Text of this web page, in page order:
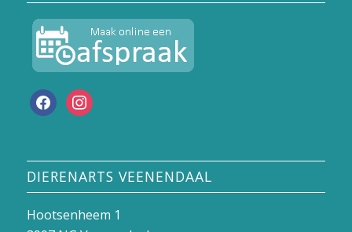
facebookinstagram
DIERENARTS VEENENDAAL
Hootsenheem 1